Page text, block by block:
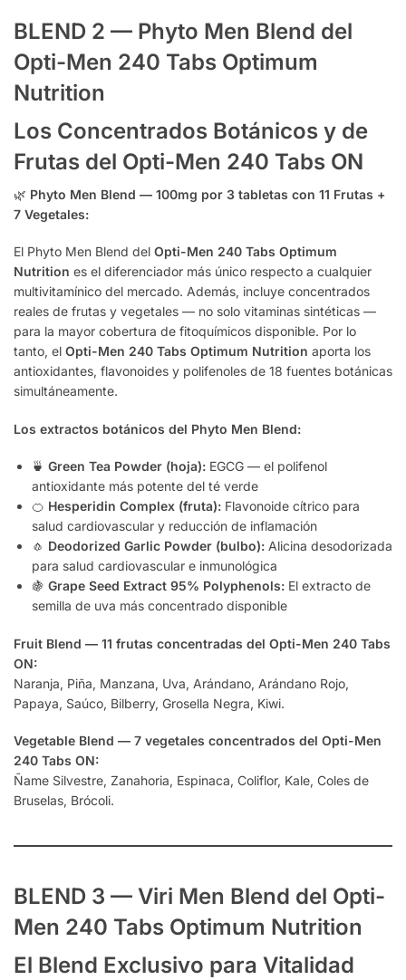
BLEND 2 — Phyto Men Blend del
Opti-Men 240 Tabs Optimum
Nutrition
Los Concentrados Botánicos y de
Frutas del Opti-Men 240 Tabs ON
🌿 Phyto Men Blend — 100mg por 3 tabletas con 11 Frutas +
7 Vegetales:
El Phyto Men Blend del Opti-Men 240 Tabs Optimum
Nutrition es el diferenciador más único respecto a cualquier
multivitamínico del mercado. Además, incluye concentrados
reales de frutas y vegetales — no solo vitaminas sintéticas —
para la mayor cobertura de fitoquímicos disponible. Por lo
tanto, el Opti-Men 240 Tabs Optimum Nutrition aporta los
antioxidantes, flavonoides y polifenoles de 18 fuentes botánicas
simultáneamente.
Los extractos botánicos del Phyto Men Blend:
🍵 Green Tea Powder (hoja): EGCG — el polifenol
antioxidante más potente del té verde
🍊 Hesperidin Complex (fruta): Flavonoide cítrico para
salud cardiovascular y reducción de inflamación
🧄 Deodorized Garlic Powder (bulbo): Alicina desodorizada
para salud cardiovascular e inmunológica
🍇 Grape Seed Extract 95% Polyphenols: El extracto de
semilla de uva más concentrado disponible
Fruit Blend — 11 frutas concentradas del Opti-Men 240 Tabs
ON:
Naranja, Piña, Manzana, Uva, Arándano, Arándano Rojo,
Papaya, Saúco, Bilberry, Grosella Negra, Kiwi.
Vegetable Blend — 7 vegetales concentrados del Opti-Men
240 Tabs ON:
Ñame Silvestre, Zanahoria, Espinaca, Coliflor, Kale, Coles de
Bruselas, Brócoli.
BLEND 3 — Viri Men Blend del Opti-
Men 240 Tabs Optimum Nutrition
El Blend Exclusivo para Vitalidad